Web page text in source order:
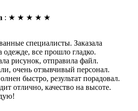
: ★ ★ ★ ★ ★
специалисты. Заказала
одежде, все прошло гладко.
рисунок, отправила файл.
очень отзывчивый персонал.
быстро, результат порадовал.
отлично, качество на высоте.